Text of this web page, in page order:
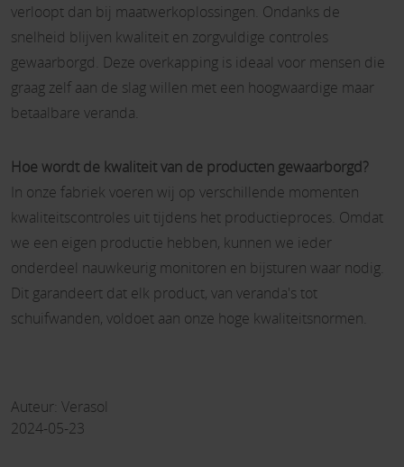
verloopt dan bij maatwerkoplossingen. Ondanks de
snelheid blijven kwaliteit en zorgvuldige controles
gewaarborgd. Deze overkapping is ideaal voor mensen die
graag zelf aan de slag willen met een hoogwaardige maar
betaalbare veranda.
Hoe wordt de kwaliteit van de producten gewaarborgd?
In onze fabriek voeren wij op verschillende momenten
kwaliteitscontroles uit tijdens het productieproces. Omdat
we een eigen productie hebben, kunnen we ieder
onderdeel nauwkeurig monitoren en bijsturen waar nodig.
Dit garandeert dat elk product, van veranda's tot
schuifwanden, voldoet aan onze hoge kwaliteitsnormen.
Auteur: Verasol
2024-05-23